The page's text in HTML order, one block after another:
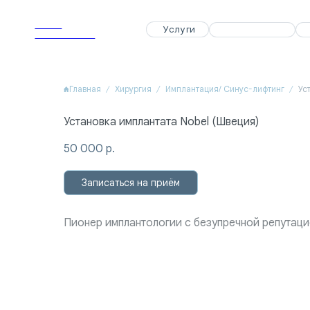
Услуги Специалисты Акции
Dental Clinic Услуги Специалисты Акции
Dental Clinic
Главная Хирургия Имплантация/ Синус-лифтинг
Установка имплантата Nobel (Швеция)
50 000 р.
Записаться на приём
Пионер имплантологии с безупречной